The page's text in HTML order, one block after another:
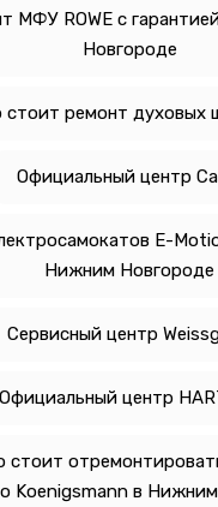
МФУ ROWE с
Новгороде
стоит ремонт духовых
Официальный центр
E-
Нижним Новгороде
Сервисный центр
Официальный центр
стоит
Koenigsmann в